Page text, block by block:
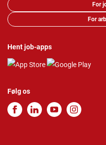
For
For
Hent job-apps
Følg os